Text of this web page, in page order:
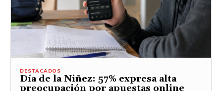
DESTACADOS
Día de la Niñez: 57% expresa alta
preocupación por apuestas online